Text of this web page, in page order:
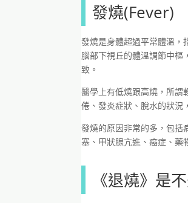
發燒(Fever)
發燒是身體超過平常體溫
腦部下視丘的體溫調節中樞
致。
醫學上有低燒跟高燒，所
倦、發炎症狀、脫水的狀況
發燒的原因非常的多，包括
塞、甲狀腺亢進、癌症、藥
《退燒》是